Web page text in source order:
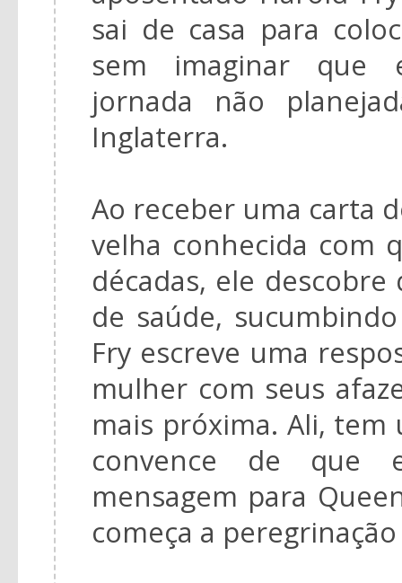
sai de casa para
sem imaginar que
jornada não
Inglaterra.
Ao receber uma carta
velha conhecida com
décadas, ele
de saúde,
Fry escreve uma
mulher com seus
mais próxima. Ali,
convence de que
mensagem para
começa a